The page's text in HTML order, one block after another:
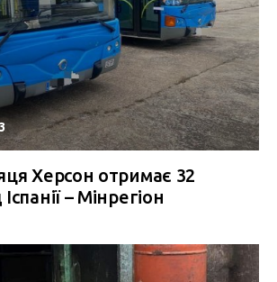
Херсон отримає 32
– Мінрегіон